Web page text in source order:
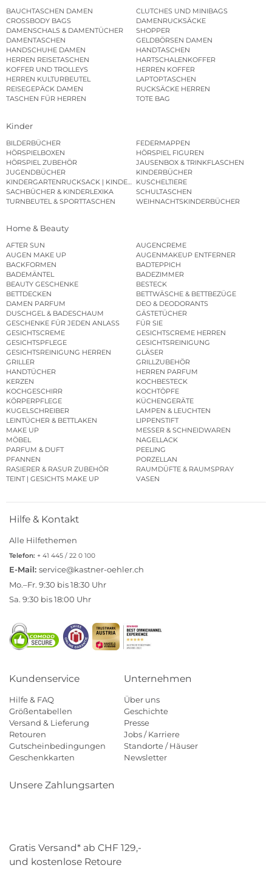
BAUCHTASCHEN DAMEN
CLUTCHES UND MINIBAGS
CROSSBODY BAGS
DAMENRUCKSÄCKE
DAMENSCHALS & DAMENTÜCHER
SHOPPER
DAMENTASCHEN
GELDBÖRSEN DAMEN
HANDSCHUHE DAMEN
HANDTASCHEN
HERREN REISETASCHEN
HARTSCHALENKOFFER
KOFFER UND TROLLEYS
HERREN KOFFER
HERREN KULTURBEUTEL
LAPTOPTASCHEN
REISEGEPÄCK DAMEN
RUCKSÄCKE HERREN
TASCHEN FÜR HERREN
TOTE BAG
Kinder
BILDERBÜCHER
FEDERMAPPEN
HÖRSPIELBOXEN
HÖRSPIEL FIGUREN
HÖRSPIEL ZUBEHÖR
JAUSENBOX & TRINKFLASCHEN
JUGENDBÜCHER
KINDERBÜCHER
KINDERGARTENRUCKSACK | KINDERGARTENBEUTEL
KUSCHELTIERE
SACHBÜCHER & KINDERLEXIKA
SCHULTASCHEN
TURNBEUTEL & SPORTTASCHEN
WEIHNACHTSKINDERBÜCHER
Home & Beauty
AFTER SUN
AUGENCREME
AUGEN MAKE UP
AUGENMAKEUP ENTFERNER
BACKFORMEN
BADTEPPICH
BADEMÄNTEL
BADEZIMMER
BEAUTY GESCHENKE
BESTECK
BETTDECKEN
BETTWÄSCHE & BETTBEZÜGE
DAMEN PARFUM
DEO & DEODORANTS
DUSCHGEL & BADESCHAUM
GÄSTETÜCHER
GESCHENKE FÜR JEDEN ANLASS
FÜR SIE
GESICHTSCREME
GESICHTSCREME HERREN
GESICHTSPFLEGE
GESICHTSREINIGUNG
GESICHTSREINIGUNG HERREN
GLÄSER
GRILLER
GRILLZUBEHÖR
HANDTÜCHER
HERREN PARFUM
KERZEN
KOCHBESTECK
KOCHGESCHIRR
KOCHTÖPFE
KÖRPERPFLEGE
KÜCHENGERÄTE
KUGELSCHREIBER
LAMPEN & LEUCHTEN
LEINTÜCHER & BETTLAKEN
LIPPENSTIFT
MAKE UP
MESSER & SCHNEIDWAREN
MÖBEL
NAGELLACK
PARFUM & DUFT
PEELING
PFANNEN
PORZELLAN
RASIERER & RASUR ZUBEHÖR
RAUMDÜFTE & RAUMSPRAY
TEINT | GESICHTS MAKE UP
VASEN
Hilfe & Kontakt
Alle Hilfethemen
Telefon: + 41 445 / 22 0 100
E-Mail: service@kastner-oehler.ch
Mo.–Fr. 9:30 bis 18:30 Uhr
Sa. 9:30 bis 18:00 Uhr
Kundenservice
Hilfe & FAQ
Größentabellen
Versand & Lieferung
Retouren
Gutscheinbedingungen
Geschenkkarten
Unternehmen
Über uns
Geschichte
Presse
Jobs / Karriere
Standorte / Häuser
Newsletter
Unsere Zahlungsarten
Gratis Versand* ab CHF 129,-
und kostenlose Retoure